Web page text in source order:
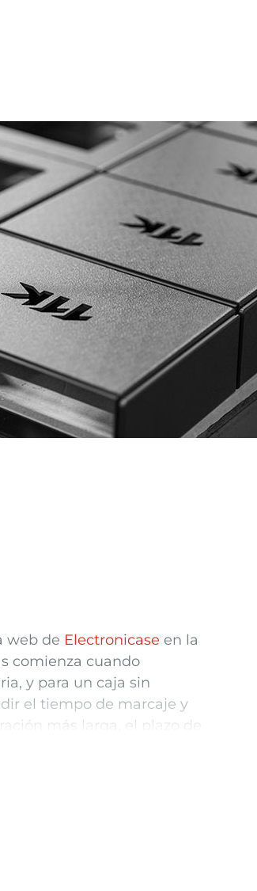
web de Electronicase en la
comienza cuando
y para un caja sin
el tiempo de marcaje y
más larga, el plazo de
de entrega estándar de